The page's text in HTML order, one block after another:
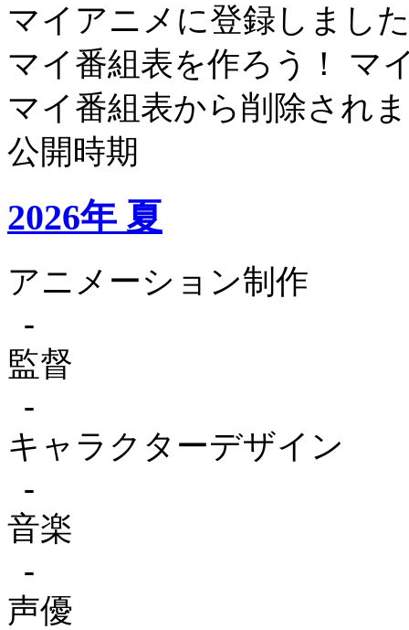
マイアニメに登録しまし
マイ番組表を作ろう！
マ
マイ番組表から削除され
公開時期
2026年 夏
アニメーション制作
-
監督
-
キャラクターデザイン
-
音楽
-
声優